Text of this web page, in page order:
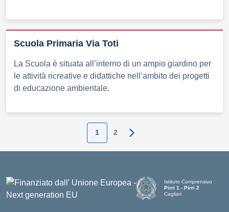
Scuola Primaria Via Toti
La Scuola è situata all’interno di un ampio giardino per
le attività ricreative e didattiche nell’ambito dei progetti
di educazione ambientale.
1 2 Pagina successiva
Istituto Comprensivo
Pirri 1 - Pirri 2
Cagliari